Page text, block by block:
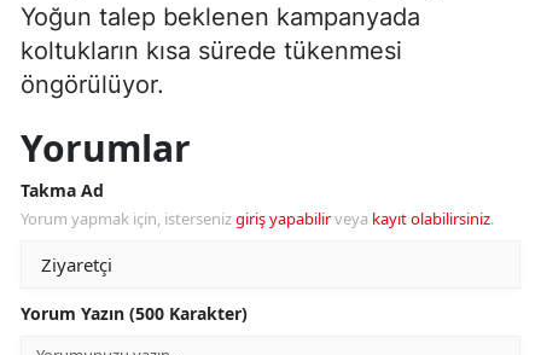
Yoğun talep beklenen kampanyada
koltukların kısa sürede tükenmesi
öngörülüyor.
Yorumlar
Takma Ad
Yorum yapmak için, istersenizgiriş yapabilirveya kayıt olabilirsiniz.
Yorum Yazın (500 Karakter)